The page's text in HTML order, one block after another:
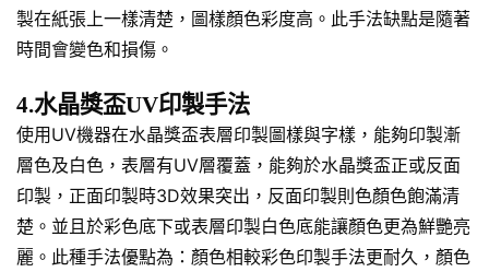
製在紙張上一樣清楚，圖樣顏色彩度高。此手法缺點是隨著
時間會變色和損傷。
4.水晶獎盃UV印製手法
使用UV機器在水晶獎盃表層印製圖樣與字樣，能夠印製漸
層色及白色，表層有UV層覆蓋，能夠於水晶獎盃正或反面
印製，正面印製時3D效果突出，反面印製則色顏色飽滿清
楚。並且於彩色底下或表層印製白色底能讓顏色更為鮮艷亮
麗。此種手法優點為：顏色相較彩色印製手法更耐久，顏色